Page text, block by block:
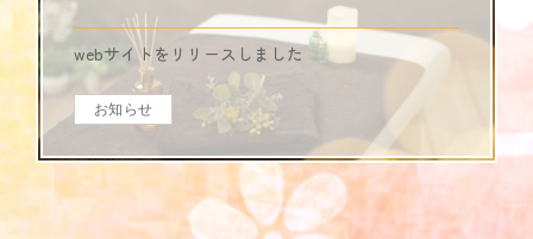
webサイトをリリースしました
お知らせ